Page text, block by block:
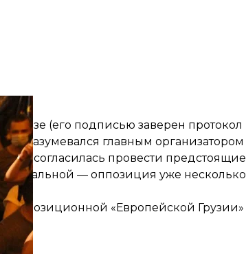
(его подписью заверен протокол
главным организатором
согласилась провести предстоящие
— оппозиция уже несколько
оппозиционной «Европейской Грузии»